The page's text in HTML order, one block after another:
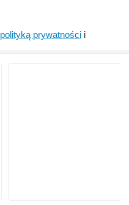
polityką prywatności i